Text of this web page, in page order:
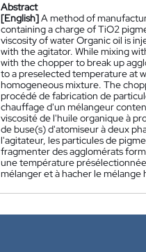
Abstract
[English]A method of
containing a charge of TiO2
viscosity of water Organic oil is
with the agitator. While mixing
with the chopper to break up
to a preselected temperature at
homogeneous mixture. The
procédé de fabrication de
chauffage d'un mélangeur
viscosité de l'huile organique à
de buse(s) d'atomiseur à deux
l'agitateur, les particules de
fragmenter des agglomérats
une température
mélanger et à hacher le